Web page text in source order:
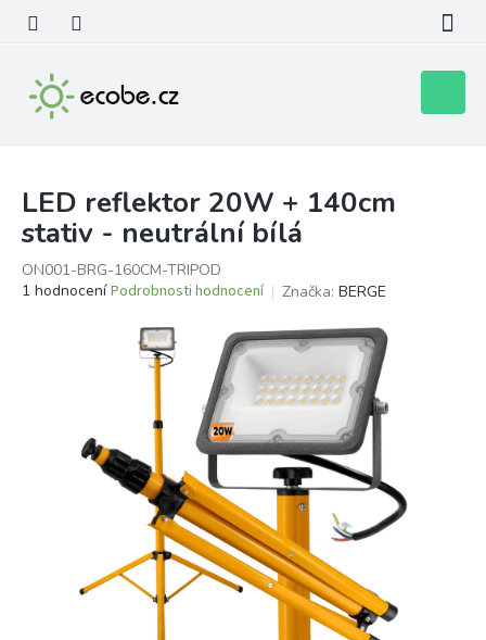
obsah
košík
LED reflektor 20W + 140cm
stativ - neutrální bílá
ON001-BRG-160CM-TRIPOD
Průměrné
hvězdiček.
1 hodnocení Podrobnosti hodnocení Značka: BERGE